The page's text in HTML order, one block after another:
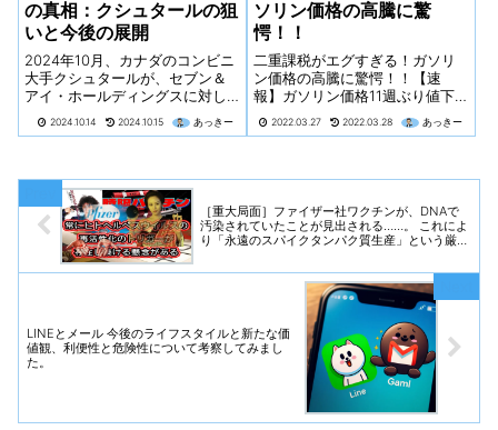
の真相：クシュタールの狙
いと今後の展開
2024年10月、カナダのコンビニ
大手クシュタールが、セブン＆
アイ・ホールディングスに対し
た。この提案は、セブン-イレブ
報じられています。
2024.10.14 2024.10.15 あっきー
ソリン価格の高騰に驚
愕！！
二重課税がエグすぎる！ガソリ
ン価格の高騰に驚愕！！【速
報】ガソリン価格11週ぶり値下
補助金効果【速報】ガソリン価
のニュースで【 25円の補助金...
2022.03.27 2022.03.28 あっきー
［重大局面］ファイザー社ワクチンが、DNAで
汚染されていたことが見出される……。 これによ
り「永遠のスパイクタンパク質生産」という厳し
LINEとメール 今後のライフスタイルと新たな価
値観、利便性と危険性について考察してみまし
た。